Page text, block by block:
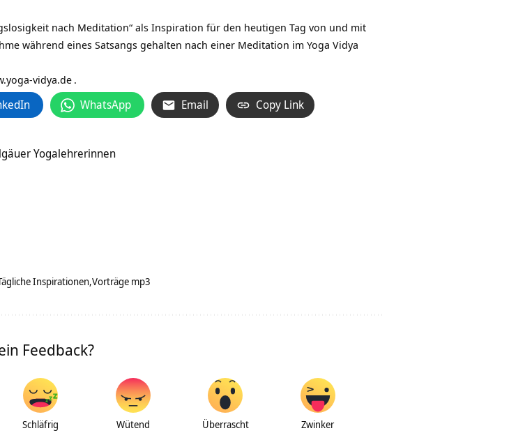
nach Meditation“ als Inspiration für den heutigen Tag von und mit
während eines Satsangs gehalten nach einer Meditation im Yoga Vidya
vidya.de .
WhatsApp Email Copy Link
Yogalehrerinnen
Inspirationen Vorträge mp3
Feedback?
Schläfrig Wütend Überrascht Zwinker